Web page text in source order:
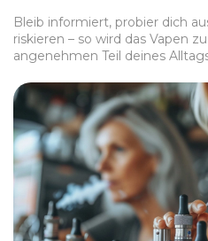
Bleib informiert, probier dich
riskieren – so wird das Vapen
angenehmen Teil deines